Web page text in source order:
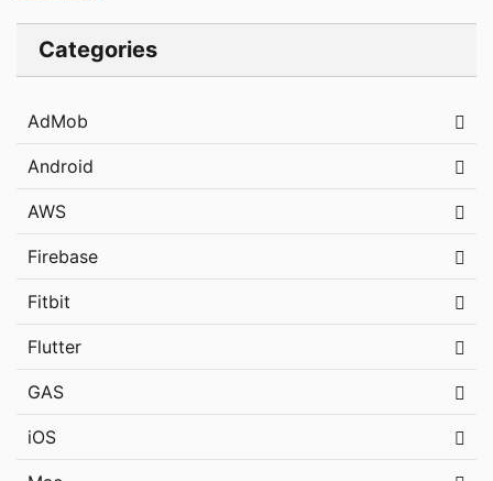
Categories
AdMob
Android
AWS
Firebase
Fitbit
Flutter
GAS
iOS